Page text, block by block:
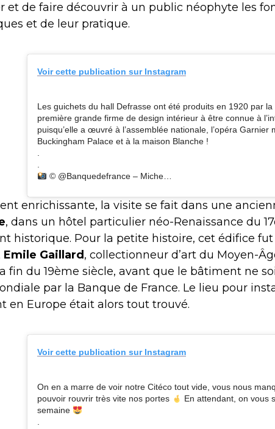
et de faire découvrir à un public néophyte les
et de leur pratique.
Voir cette publication sur Instagram
Les guichets du hall Defrasse ont été produits en 1920 par la
première grande firme de design intérieur à être connue à
puisqu’elle a œuvré à l’assemblée nationale, l’opéra Garnier
Buckingham Palace et à la maison Blanche !
© @Banquedefrance – Miche…
enrichissante, la visite se fait dans une
, dans un hôtel particulier néo-Renaissance du
historique. Pour la petite histoire, cet édifice
Emile Gaillard , collectionneur d’art du Moyen-
fin du 19ème siècle, avant que le bâtiment ne
par la Banque de France. Le lieu pour
en Europe était alors tout trouvé.
Voir cette publication sur Instagram
On en a marre de voir notre Citéco tout vide, vous nous
pouvoir rouvrir très vite nos portes
En attendant, on vous
semaine